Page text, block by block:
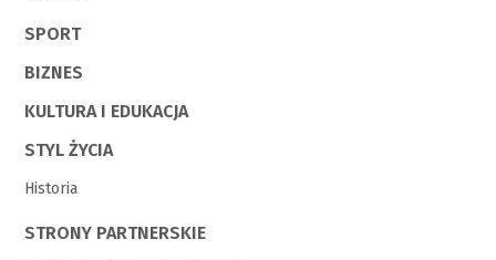
SPORT
BIZNES
KULTURA I EDUKACJA
STYL ŻYCIA
Historia
STRONY PARTNERSKIE